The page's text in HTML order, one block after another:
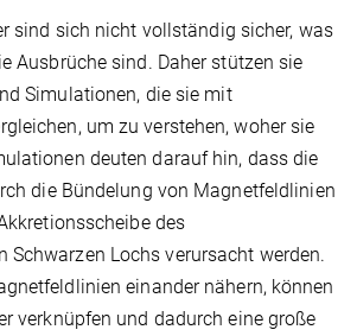
sind sich nicht vollständig sicher, was
Ausbrüche sind. Daher stützen sie
Simulationen, die sie mit
um zu verstehen, woher sie
deuten darauf hin, dass die
die Bündelung von Magnetfeldlinien
des
Schwarzen Lochs verursacht werden.
einander nähern, können
verknüpfen und dadurch eine große